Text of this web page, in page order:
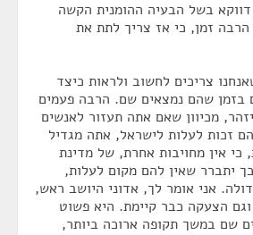
דווקא בשל הבעיה ההומנית הקשה
זמן, כי אז צריך לתת את
צריכים לחשוב ולראות כיצד
בזמן שהם נמצאים שם. הרבה פעמים
מכיוון שאם אתה תעזור לאנשים
זכות לעלות לישראל, אתה מגדיל
כי אין מחויבות אחרת, של מדינת
יתברר שאין להם מקום לעלות,
אני אומר לך, אדוני היושב ראש,
הצעקה כבר קיימת. היא פשוט
שם במשך תקופה ארוכה ביותר,